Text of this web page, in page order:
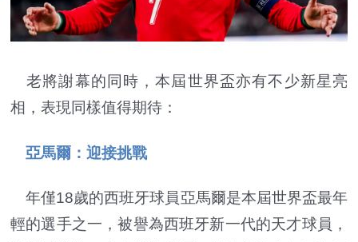
老將謝幕的同時，本屆世界盃亦有不少新星亮
相，表現同樣值得期待：
亞馬爾：迎接挑戰
年僅18歲的西班牙球員亞馬爾是本屆世界盃最年
輕的選手之一，被譽為西班牙新一代的天才球員，